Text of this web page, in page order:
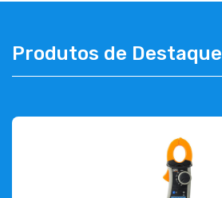
Produtos de Destaque